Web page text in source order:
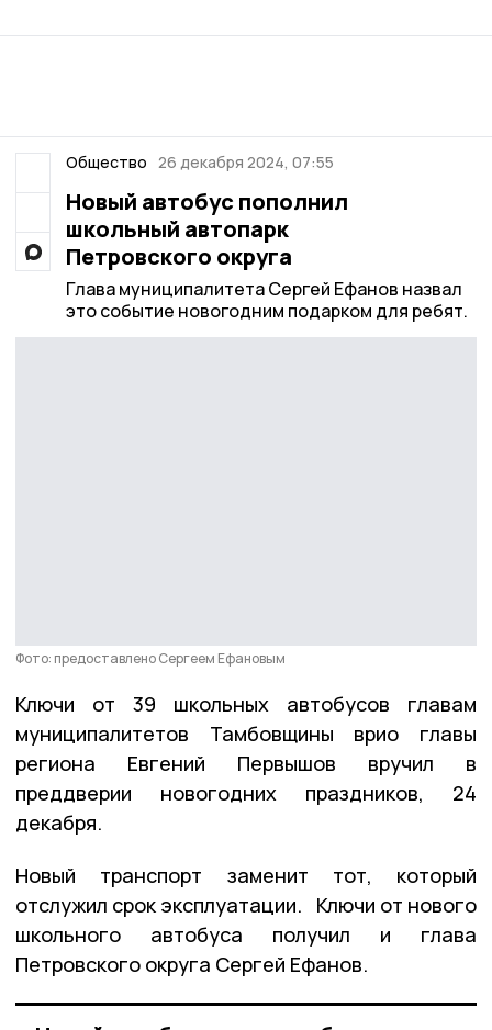
Общество 26 декабря 2024, 07:55
Новый автобус пополнил
школьный автопарк
Петровского округа
Глава муниципалитета Сергей Ефанов назвал
это событие новогодним подарком для ребят.
Фото: предоставлено Сергеем Ефановым
Ключи от 39 школьных автобусов главам
муниципалитетов Тамбовщины врио главы
региона Евгений Первышов вручил в
преддверии новогодних праздников, 24
декабря.
Новый транспорт заменит тот, который
отслужил срок эксплуатации. Ключи от нового
школьного автобуса получил и глава
Петровского округа Сергей Ефанов.